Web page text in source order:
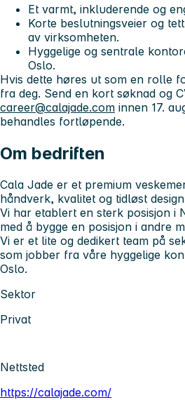
Et varmt, inkluderende og
Korte beslutningsveier og
av virksomheten.
Hyggelige og sentrale
Oslo.
Hvis dette høres ut som en rolle
fra deg. Send en kort søknad og
career@calajade.com innen 17.
behandles fortløpende.
Om bedriften
Cala Jade er et premium
håndverk, kvalitet og tidløst
Vi har etablert en sterk posisjon i
med å bygge en posisjon i andre
Vi er et lite og dedikert team på
som jobber fra våre hyggelige
Oslo.
Sektor
Privat
Nettsted
https://calajade.com/